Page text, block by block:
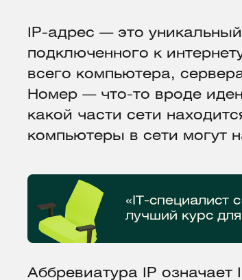
IP-адрес — это
подключенного к
всего компьютера,
Номер — что-то вроде
какой части сети
компьютеры в сети могут
Аббревиатура IP означает
«IT-специалист
лучший курс для